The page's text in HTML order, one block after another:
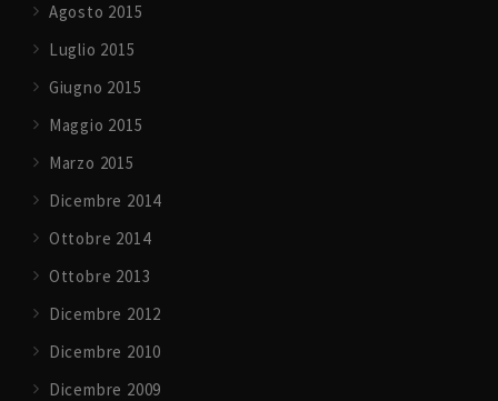
Agosto 2015
Luglio 2015
Giugno 2015
Maggio 2015
Marzo 2015
Dicembre 2014
Ottobre 2014
Ottobre 2013
Dicembre 2012
Dicembre 2010
Dicembre 2009